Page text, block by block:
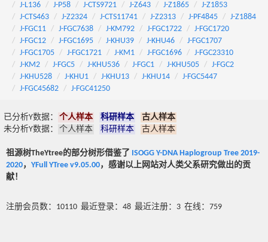
J-L136
J-P58 J-CTS9721 J-Z643 J-Z1865
J-Z1853
J-CTS463
J-Z2324 J-CTS11741 J-Z2313 J-PF4845
J-Z1884
J-FGC11
J-FGC7638 J-KM792 J-FGC1722
J-FGC1720
J-FGC12
J-FGC1695 J-KHU39 J-KHU46
J-FGC1707
J-FGC1705
J-FGC1721 J-KM1 J-FGC1696
J-FGC23310
J-KM2
J-FGC5 J-KHU536 J-FGC1 J-KHU505
J-FGC2
J-KHU528
J-KHU1 J-KHU13 J-KHU14
J-FGC5447
J-FGC45682
J-FGC41250
已分析Y数据： 个人样本 科研样本
古人样本
未分析Y数据：
个人样本 科研样本 古人样本
祖源树TheYtree的部分树形借鉴了 ISOGG Y-DNA Haplogroup Tree 2019-
2020， YFull YTree v9.05.00，感谢以上网站对人类父系研究做出的贡
献！
注册会员数：10110 最近登录：48 最近注册：3 在线：759